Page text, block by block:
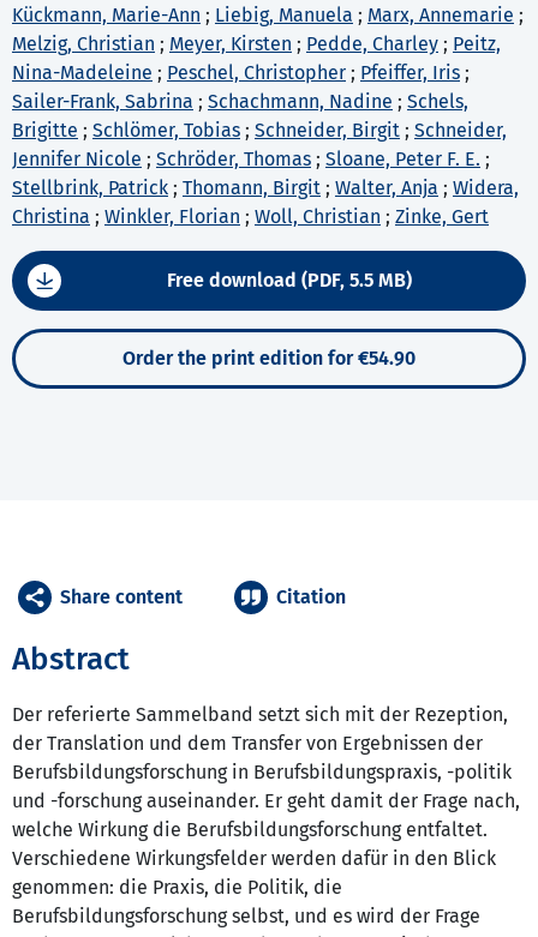
Kückmann, Marie-Ann ; Liebig, Manuela ; Marx, Annemarie ;
Melzig, Christian ; Meyer, Kirsten ; Pedde, Charley ; Peitz,
Nina-Madeleine ; Peschel, Christopher ; Pfeiffer, Iris ;
Sailer-Frank, Sabrina ; Schachmann, Nadine ; Schels,
Brigitte ; Schlömer, Tobias ; Schneider, Birgit ; Schneider,
Jennifer Nicole ; Schröder, Thomas ; Sloane, Peter F. E. ;
Stellbrink, Patrick ; Thomann, Birgit ; Walter, Anja ; Widera,
Christina ; Winkler, Florian ; Woll, Christian ; Zinke, Gert
Free download (PDF, 5.5 MB)
Order the print edition for €54.90
Abstract
Der referierte Sammelband setzt sich mit der Rezeption,
der Translation und dem Transfer von Ergebnissen der
Berufsbildungsforschung in Berufsbildungspraxis, -politik
und -forschung auseinander. Er geht damit der Frage nach,
welche Wirkung die Berufsbildungsforschung entfaltet.
Verschiedene Wirkungsfelder werden dafür in den Blick
genommen: die Praxis, die Politik, die
Berufsbildungsforschung selbst, und es wird der Frage
Share content Citation